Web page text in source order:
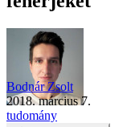
Bodnár Zsolt
2018. március 7.
tudomány